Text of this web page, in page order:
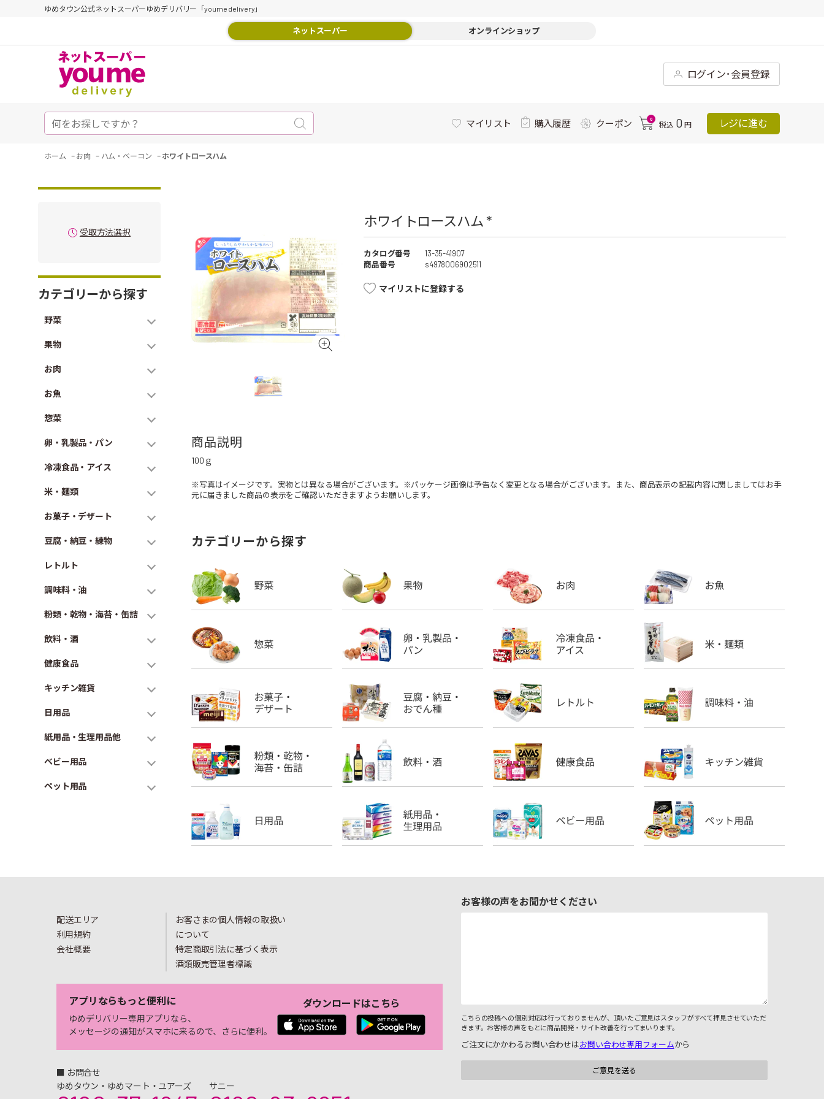
ゆめタウン公式ネットスーパーゆめデリバリー「youme delivery」
ネットスーパー オンラインショップ
ログイン･会員登録
マイリスト 購入履歴 クーポン 0
税込 0 円 レジに進む
ホーム - お肉 - ハム・ベーコン - ホワイトロースハム
受取方法選択
カテゴリーから探す
野菜
果物
お肉
お魚
惣菜
卵・乳製品・パン
冷凍食品・アイス
米・麺類
お菓子・デザート
豆腐・納豆・練物
レトルト
調味料・油
粉類・乾物・海苔・缶詰
飲料・酒
健康食品
キッチン雑貨
日用品
紙用品・生理用品他
ベビー用品
ペット用品
ホワイトロースハム *
カタログ番号
13-35-41907
商品番号
s4978006902511
マイリストに登録する
商品説明
100ｇ
※写真はイメージです。実物とは異なる場合がございます。※パッケージ画像は予告なく変更となる場合がございます。また、商品表示の記載内容に関しましてはお手
元に届きました商品の表示をご確認いただきますようお願いします。
カテゴリーから探す
配送エリア
利用規約
会社概要
お客さまの個人情報の取扱い
について
特定商取引法に基づく表示
酒類販売管理者標識
アプリならもっと便利に
ゆめデリバリー専用アプリなら、
メッセージの通知がスマホに来るので、さらに便利。
ダウンロードはこちら
■ お問合せ
ゆめタウン・ゆめマート・ユアーズ
サニー
お客様の声をお聞かせください
こちらの投稿への個別対応は行っておりませんが、頂いたご意見はスタッフがすべて拝見させていただ
きます。お客様の声をもとに商品開発・サイト改善を行ってまいります。
ご注文にかかわるお問い合わせはお問い合わせ専用フォームから